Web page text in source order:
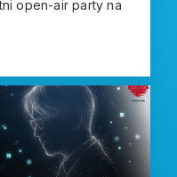
open-air party na